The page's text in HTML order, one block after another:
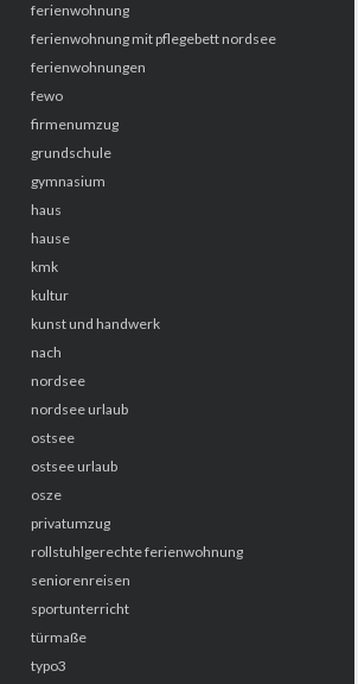
ferienwohnung
ferienwohnung mit pflegebett nordsee
ferienwohnungen
fewo
firmenumzug
grundschule
gymnasium
haus
hause
kmk
kultur
kunst und handwerk
nach
nordsee
nordsee urlaub
ostsee
ostsee urlaub
osze
privatumzug
rollstuhlgerechte ferienwohnung
seniorenreisen
sportunterricht
türmaße
typo3